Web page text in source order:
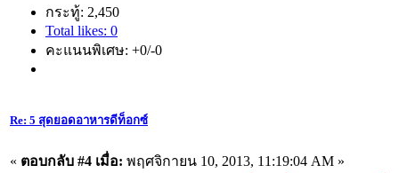
กระทู้: 2,450
Total likes: 0
คะแนนพิเศษ: +0/-0
Re: 5 สุดยอดอาหารดีท็อกซ์
« ตอบกลับ #4 เมื่อ: พฤศจิกายน 10, 2013, 11:19:04 AM »